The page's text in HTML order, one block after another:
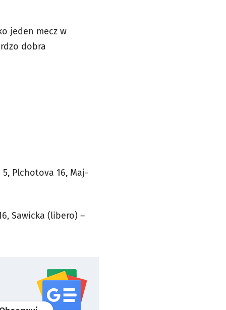
jeden mecz w
dobra
5, Plchotova 16, Maj-
Sawicka (libero) –